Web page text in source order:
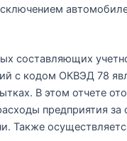
составляющих
с кодом ОКВЭД 78
В этом отчете
предприятия за
Также